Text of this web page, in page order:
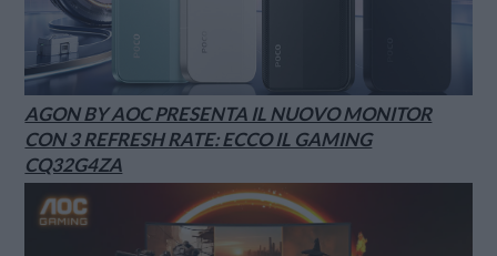
AGON BY AOC PRESENTA IL NUOVO MONITOR
CON 3 REFRESH RATE: ECCO IL GAMING
CQ32G4ZA